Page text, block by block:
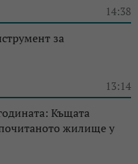
14:38
за
13:14
Къщата
жилище у